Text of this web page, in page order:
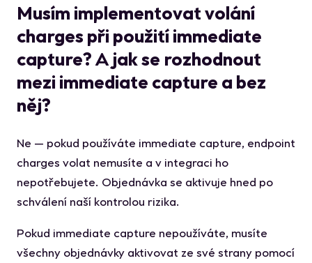
Musím implementovat volání
charges při použití immediate
capture? A jak se rozhodnout
mezi immediate capture a bez
něj?
Ne — pokud používáte immediate capture, endpoint
charges volat nemusíte a v integraci ho
nepotřebujete. Objednávka se aktivuje hned po
schválení naší kontrolou rizika.
Pokud immediate capture nepoužíváte, musíte
všechny objednávky aktivovat ze své strany pomocí